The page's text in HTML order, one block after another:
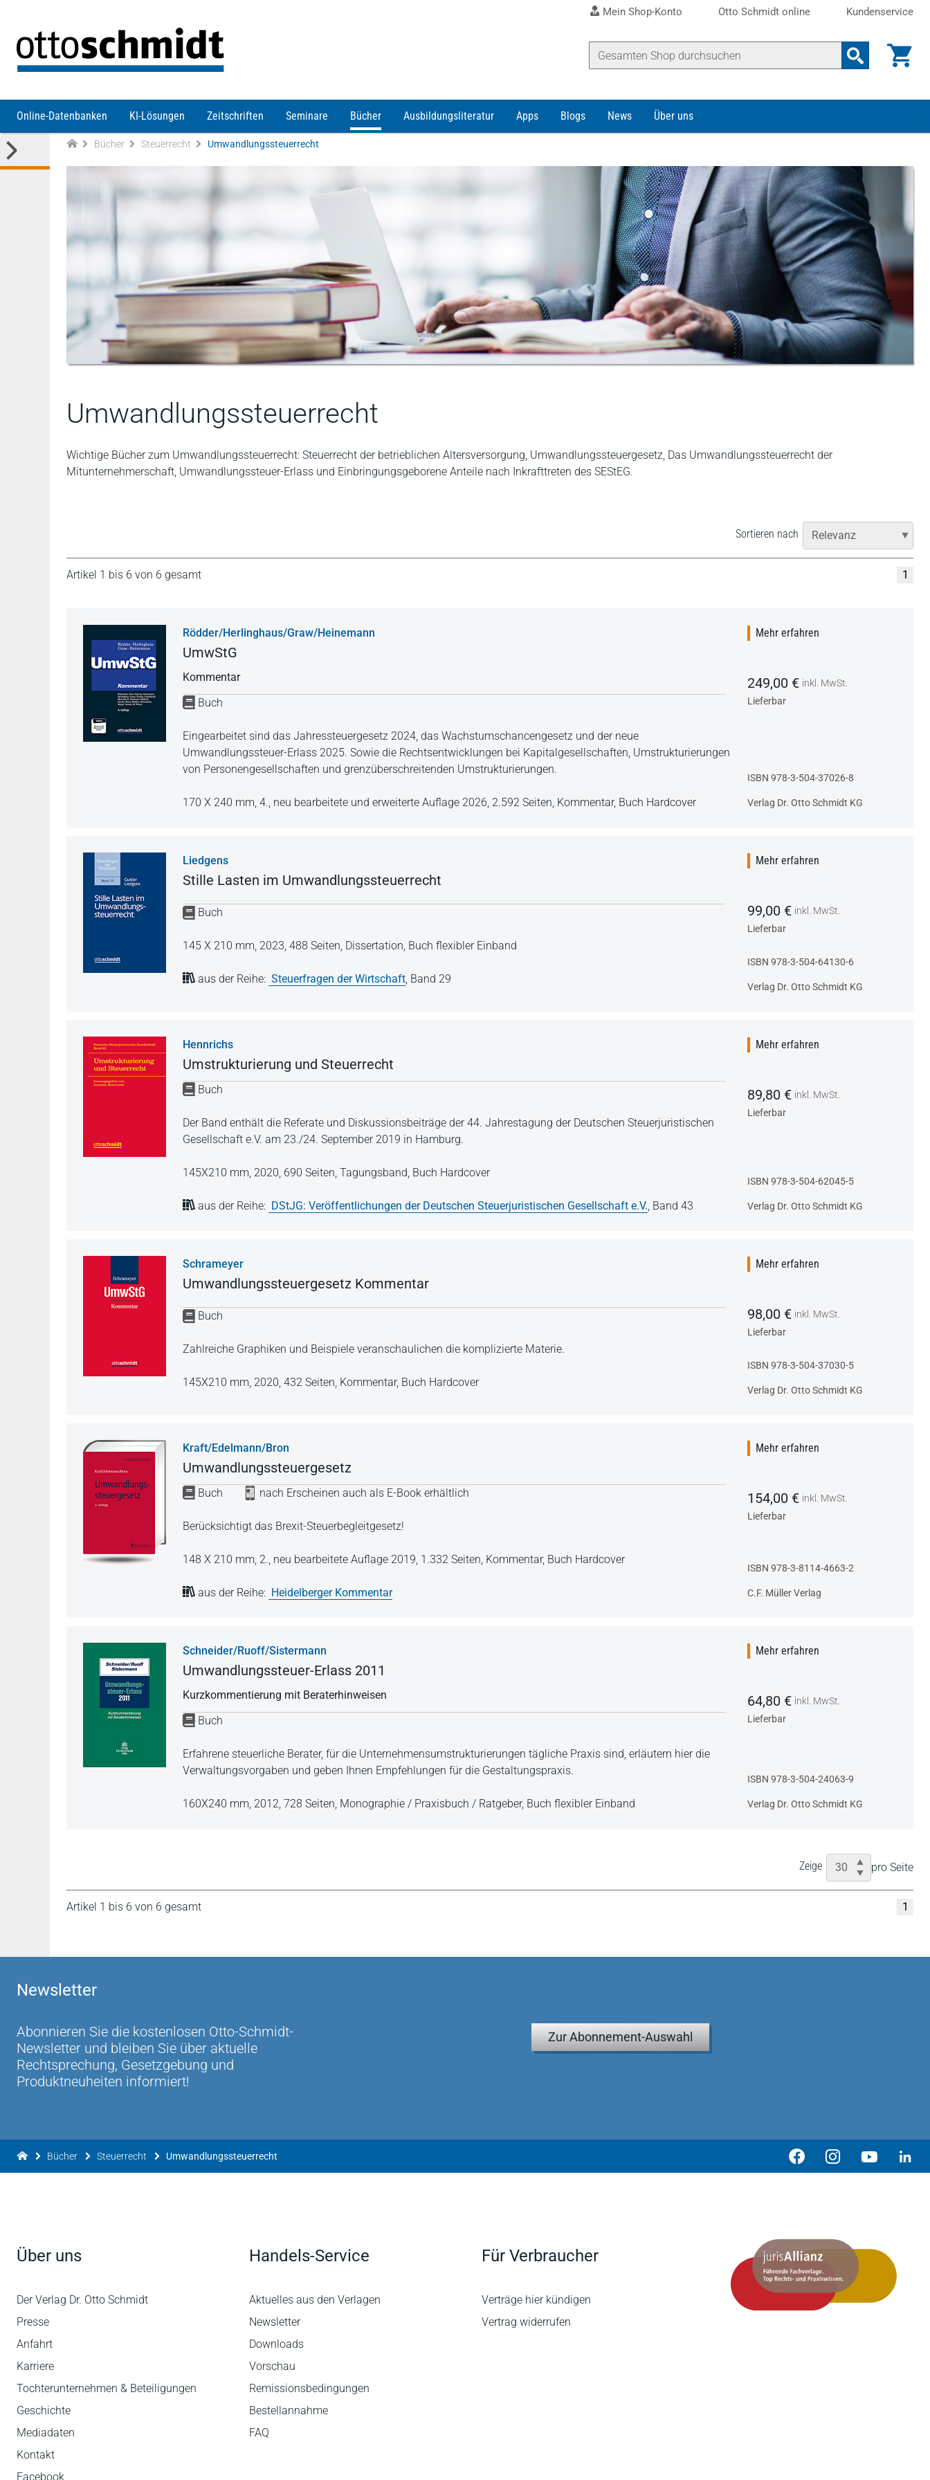
Mein Shop-Konto Otto Schmidt online Kundenservice
Online-Datenbanken KI-Lösungen Zeitschriften Seminare Bücher Ausbildungsliteratur Apps Blogs News Über uns
Bücher Steuerrecht Umwandlungssteuerrecht
Umwandlungssteuerrecht
Wichtige Bücher zum Umwandlungssteuerrecht: Steuerrecht der betrieblichen Altersversorgung, Umwandlungssteuergesetz, Das Umwandlungssteuerrecht der
Mitunternehmerschaft, Umwandlungssteuer-Erlass und Einbringungsgeborene Anteile nach Inkrafttreten des SEStEG.
Sortieren nach
Artikel 1 bis 6 von 6 gesamt 1
Rödder/Herlinghaus/Graw/Heinemann
UmwStG
Kommentar
Buch
Eingearbeitet sind das Jahressteuergesetz 2024, das Wachstumschancengesetz und der neue
Umwandlungssteuer-Erlass 2025. Sowie die Rechtsentwicklungen bei Kapitalgesellschaften, Umstrukturierungen
von Personengesellschaften und grenzüberschreitenden Umstrukturierungen.
170 X 240 mm, 4., neu bearbeitete und erweiterte Auflage 2026, 2.592 Seiten, Kommentar, Buch Hardcover
Mehr erfahren
249,00 € inkl. MwSt.
Lieferbar
ISBN 978-3-504-37026-8
Verlag Dr. Otto Schmidt KG
Liedgens
Stille Lasten im Umwandlungssteuerrecht
Buch
145 X 210 mm, 2023, 488 Seiten, Dissertation, Buch flexibler Einband
aus der Reihe: Steuerfragen der Wirtschaft, Band 29
Mehr erfahren
99,00 € inkl. MwSt.
Lieferbar
ISBN 978-3-504-64130-6
Verlag Dr. Otto Schmidt KG
Hennrichs
Umstrukturierung und Steuerrecht
Buch
Der Band enthält die Referate und Diskussionsbeiträge der 44. Jahrestagung der Deutschen Steuerjuristischen
Gesellschaft e.V. am 23./24. September 2019 in Hamburg.
145X210 mm, 2020, 690 Seiten, Tagungsband, Buch Hardcover
aus der Reihe: DStJG: Veröffentlichungen der Deutschen Steuerjuristischen Gesellschaft e.V. Band 43
Mehr erfahren
89,80 € inkl. MwSt.
Lieferbar
ISBN 978-3-504-62045-5
Verlag Dr. Otto Schmidt KG
Schrameyer
Umwandlungssteuergesetz Kommentar
Buch
Zahlreiche Graphiken und Beispiele veranschaulichen die komplizierte Materie.
145X210 mm, 2020, 432 Seiten, Kommentar, Buch Hardcover
Mehr erfahren
98,00 € inkl. MwSt.
Lieferbar
ISBN 978-3-504-37030-5
Verlag Dr. Otto Schmidt KG
Kraft/Edelmann/Bron
Umwandlungssteuergesetz
Buch nach Erscheinen auch als E-Book erhältlich
Berücksichtigt das Brexit-Steuerbegleitgesetz!
148 X 210 mm, 2., neu bearbeitete Auflage 2019, 1.332 Seiten, Kommentar, Buch Hardcover
aus der Reihe: Heidelberger Kommentar
Mehr erfahren
154,00 € inkl. MwSt.
Lieferbar
ISBN 978-3-8114-4663-2
C.F. Müller Verlag
Schneider/Ruoff/Sistermann
Umwandlungssteuer-Erlass 2011
Kurzkommentierung mit Beraterhinweisen
Buch
Erfahrene steuerliche Berater, für die Unternehmensumstrukturierungen tägliche Praxis sind, erläutern hier die
Verwaltungsvorgaben und geben Ihnen Empfehlungen für die Gestaltungspraxis.
160X240 mm, 2012, 728 Seiten, Monographie / Praxisbuch / Ratgeber, Buch flexibler Einband
Mehr erfahren
64,80 € inkl. MwSt.
Lieferbar
ISBN 978-3-504-24063-9
Verlag Dr. Otto Schmidt KG
Zeige pro Seite
Artikel 1 bis 6 von 6 gesamt 1
Newsletter
Abonnieren Sie die kostenlosen Otto-Schmidt-
Newsletter und bleiben Sie über aktuelle
Rechtsprechung, Gesetzgebung und
Produktneuheiten informiert!
Zur Abonnement-Auswahl
Bücher Steuerrecht Umwandlungssteuerrecht
Über uns
Der Verlag Dr. Otto Schmidt
Presse
Anfahrt
Karriere
Tochterunternehmen & Beteiligungen
Geschichte
Mediadaten
Kontakt
Facebook
Handels-Service
Aktuelles aus den Verlagen
Newsletter
Downloads
Vorschau
Remissionsbedingungen
Bestellannahme
FAQ
Für Verbraucher
Verträge hier kündigen
Vertrag widerrufen